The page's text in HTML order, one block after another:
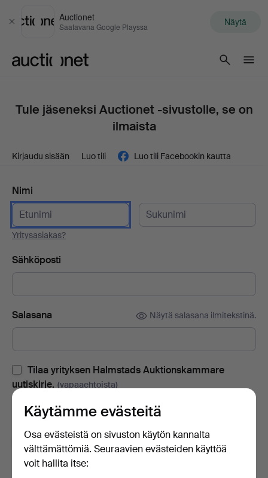
Sulje
Auctionet
Saatavana Google Playssa Näytä
Tule jäseneksi Auctionet -sivustolle, se on
ilmaista
Kirjaudu sisään Luo tili Luo tili Facebookin kautta
Nimi
Yritysasiakas?
Sähköposti
Salasana Näytä salasana ilmitekstinä.
Tilaa yrityksen Halmstads Auktionskammare
uutiskirje. (vapaaehtoista)
Sisältää huutokauppaluetteloita, kutsuja tapahtumiin ja uutisia.
Jos muutat mielesi, voit peruuttaa tilauksen helposti.
Tilaa Auctionet -sivuston uutiskirje.
Sisältää muun muassa asiantuntijoiden vinkkejä, valikoituja
Käytämme evästeitä
Osa evästeistä on sivuston käytön kannalta
välttämättömiä. Seuraavien evästeiden käyttöä
voit hallita itse: